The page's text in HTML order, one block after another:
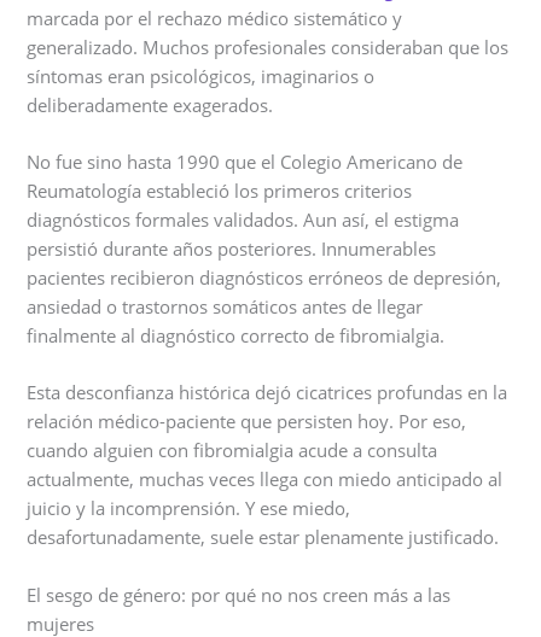
marcada por el rechazo médico sistemático y
generalizado. Muchos profesionales consideraban que los
síntomas eran psicológicos, imaginarios o
deliberadamente exagerados.
No fue sino hasta 1990 que el Colegio Americano de
Reumatología estableció los primeros criterios
diagnósticos formales validados. Aun así, el estigma
persistió durante años posteriores. Innumerables
pacientes recibieron diagnósticos erróneos de depresión,
ansiedad o trastornos somáticos antes de llegar
finalmente al diagnóstico correcto de fibromialgia.
Esta desconfianza histórica dejó cicatrices profundas en la
relación médico-paciente que persisten hoy. Por eso,
cuando alguien con fibromialgia acude a consulta
actualmente, muchas veces llega con miedo anticipado al
juicio y la incomprensión. Y ese miedo,
desafortunadamente, suele estar plenamente justificado.
El sesgo de género: por qué no nos creen más a las
mujeres